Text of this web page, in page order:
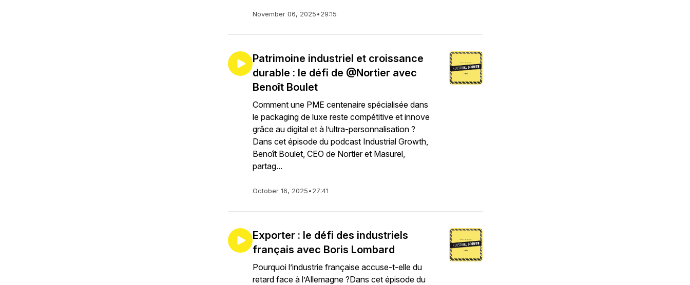
November 06, 2025•29:15
Patrimoine industriel et croissance
durable : le défi de @Nortier avec
Benoît Boulet
Comment une PME centenaire spécialisée dans
le packaging de luxe reste compétitive et innove
grâce au digital et à l’ultra-personnalisation ?
Dans cet épisode du podcast Industrial Growth,
Benoît Boulet, CEO de Nortier et Masurel,
partag...
October 16, 2025•27:41
Exporter : le défi des industriels
français avec Boris Lombard
Pourquoi l’industrie française accuse-t-elle du
retard face à l’Allemagne ?Dans cet épisode du